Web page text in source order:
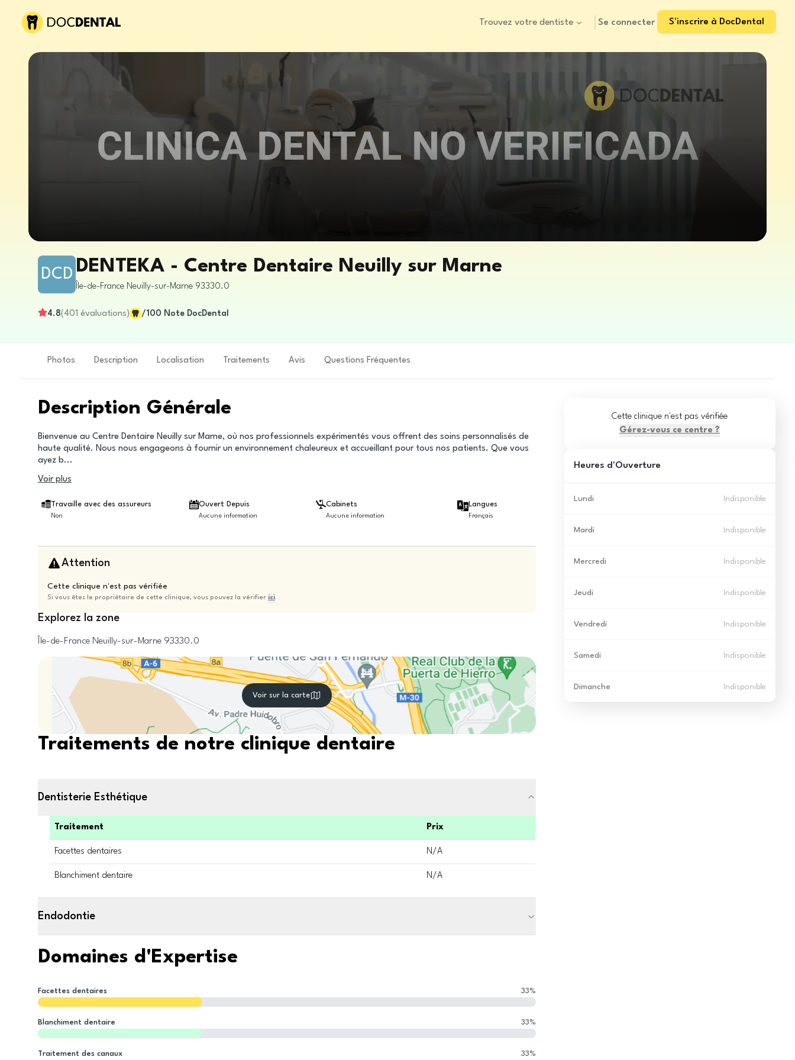
Trouvez votre dentiste Se connecter S'inscrire à DocDental
DCD DENTEKA - Centre Dentaire Neuilly sur Marne
Île-de-France Neuilly-sur-Marne 93330.0
4.8( 401 évaluations) /100 Note DocDental
Photos Description Localisation Traitements Avis Questions Fréquentes
Description Générale
Bienvenue au Centre Dentaire Neuilly sur Marne, où nos professionnels expérimentés vous offrent des soins personnalisés de
haute qualité. Nous nous engageons à fournir un environnement chaleureux et accueillant pour tous nos patients. Que vous
ayez b...
Voir plus
Travaille avec des assureurs
Non
Ouvert Depuis
Aucune information
Cabinets
Aucune information
Langues
Français
Attention
Cette clinique n'est pas vérifiée
Si vous êtes le propriétaire de cette clinique, vous pouvez la vérifier ici
Explorez la zone
Île-de-France Neuilly-sur-Marne 93330.0
Voir sur la carte
Traitements de notre clinique dentaire
Dentisterie Esthétique
Traitement Prix
Facettes dentaires N/A
Blanchiment dentaire N/A
Endodontie
Domaines d'Expertise
Facettes dentaires 33%
Blanchiment dentaire 33%
Traitement des canaux 33%
Cette clinique n'est pas vérifiée
Gérez-vous ce centre ?
Heures d'Ouverture
Lundi Indisponible
Mardi Indisponible
Mercredi Indisponible
Jeudi Indisponible
Vendredi Indisponible
Samedi Indisponible
Dimanche Indisponible